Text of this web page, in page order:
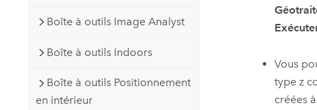
Boîte à outils Image Analyst
Boîte à outils Indoors
Boîte à outils Positionnement
en intérieur
Vous
type z
créées